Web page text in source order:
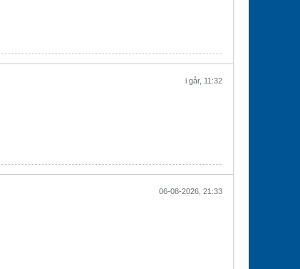
i går, 11:32
06-08-2026, 21:33